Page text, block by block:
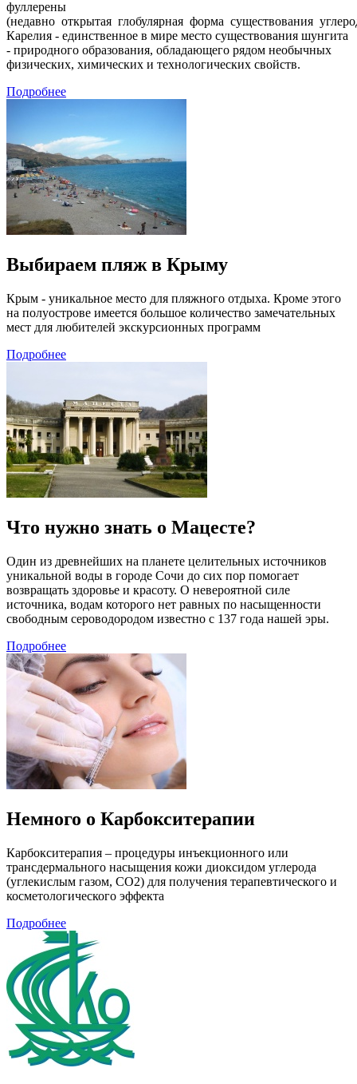
фуллерены
(недавно открытая глобулярная форма существования
Карелия - единственное в мире место существования шунгита
- природного образования, обладающего рядом необычных
физических, химических и технологических свойств.
Подробнее
Выбираем пляж в Крыму
Крым - уникальное место для пляжного отдыха. Кроме этого
на полуострове имеется большое количество замечательных
мест для любителей экскурсионных программ
Подробнее
Что нужно знать о Мацесте?
Один из древнейших на планете целительных источников
уникальной воды в городе Сочи до сих пор помогает
возвращать здоровье и красоту. О невероятной силе
источника, водам которого нет равных по насыщенности
свободным сероводородом известно с 137 года нашей эры.
Подробнее
Немного о Карбокситерапии
Карбокситерапия – процедуры инъекционного или
трансдермального насыщения кожи диоксидом углерода
(углекислым газом, СО2) для получения терапевтического и
косметологического эффекта
Подробнее